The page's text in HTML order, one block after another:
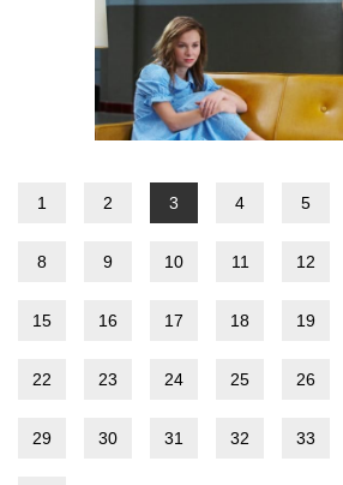
1 2 3 4 5
8 9 10 11 12
15 16 17 18 19
22 23 24 25 26
29 30 31 32 33